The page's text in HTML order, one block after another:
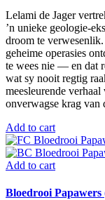
Lelami de Jager
’n unieke geologie-
droom te
geheime operasies
te wees nie — en dat
wat sy nooit regtig
meesleurende
onverwagse krag van
Add to cart
Add to cart
Bloedrooi